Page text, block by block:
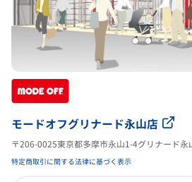
モードオフグリナード永山店
〒206-0025東京都多摩市永山1-4グリナード永
特定商取引に関する法律に基づく表示